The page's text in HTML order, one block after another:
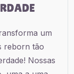
um
reborn tão
Nossas